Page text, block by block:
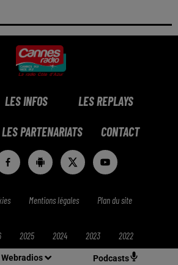
Webradios Podcasts
LES INFOS LES REPLAYS
LES PARTENARIATS CONTACT
Mentions légales Plan du site
2025 2024 2023 2022